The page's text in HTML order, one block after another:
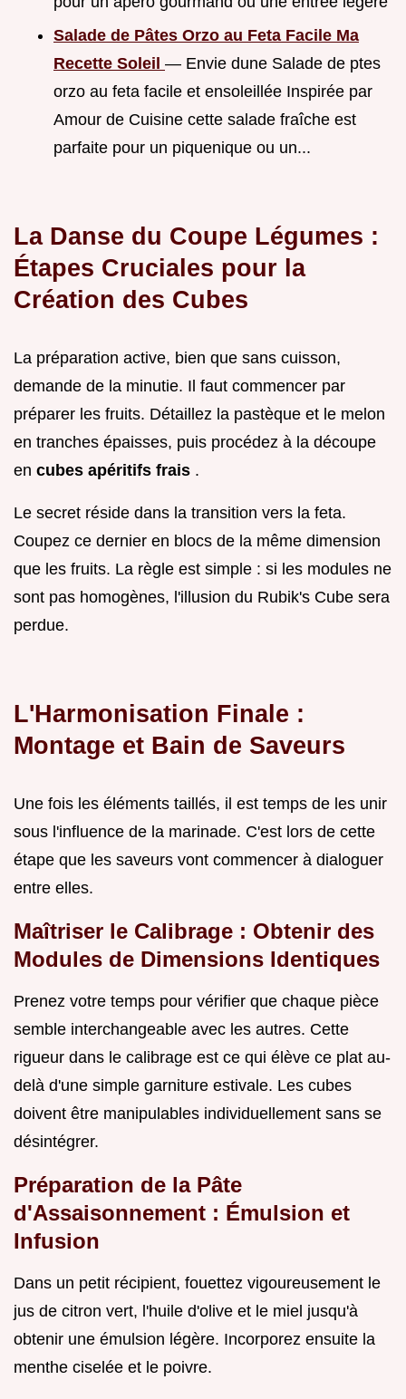
Salade de Pâtes Orzo au Feta Facile Ma
Recette Soleil — Envie dune Salade de ptes
orzo au feta facile et ensoleillée Inspirée par
Amour de Cuisine cette salade fraîche est
parfaite pour un piquenique ou un...
La Danse du Coupe Légumes :
Étapes Cruciales pour la
Création des Cubes
La préparation active, bien que sans cuisson,
demande de la minutie. Il faut commencer par
préparer les fruits. Détaillez la pastèque et le melon
en tranches épaisses, puis procédez à la découpe
en cubes apéritifs frais .
Le secret réside dans la transition vers la feta.
Coupez ce dernier en blocs de la même dimension
que les fruits. La règle est simple : si les modules ne
sont pas homogènes, l'illusion du Rubik's Cube sera
perdue.
L'Harmonisation Finale :
Montage et Bain de Saveurs
Une fois les éléments taillés, il est temps de les unir
sous l'influence de la marinade. C'est lors de cette
étape que les saveurs vont commencer à dialoguer
entre elles.
Maîtriser le Calibrage : Obtenir des
Modules de Dimensions Identiques
Prenez votre temps pour vérifier que chaque pièce
semble interchangeable avec les autres. Cette
rigueur dans le calibrage est ce qui élève ce plat au-
delà d'une simple garniture estivale. Les cubes
doivent être manipulables individuellement sans se
désintégrer.
Préparation de la Pâte
d'Assaisonnement : Émulsion et
Infusion
Dans un petit récipient, fouettez vigoureusement le
jus de citron vert, l'huile d'olive et le miel jusqu'à
obtenir une émulsion légère. Incorporez ensuite la
menthe ciselée et le poivre.